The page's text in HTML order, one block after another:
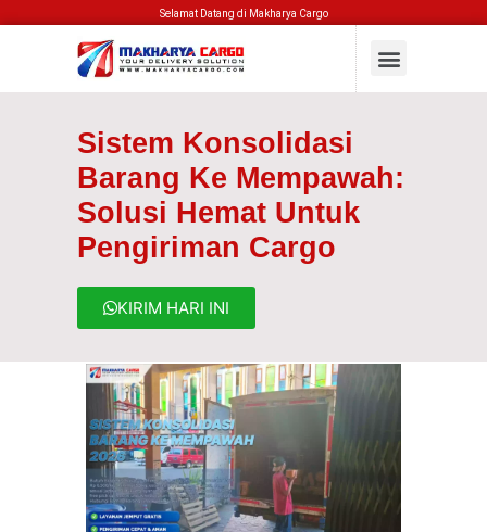
Selamat Datang di Makharya Cargo
Sistem Konsolidasi
Barang Ke Mempawah:
Solusi Hemat Untuk
Pengiriman Cargo
KIRIM HARI INI